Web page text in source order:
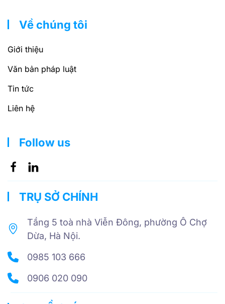
Về chúng tôi
Giới thiệu
Văn bản pháp luật
Tin tức
Liên hệ
Follow us
TRỤ SỞ CHÍNH
Tầng 5 toà nhà Viễn Đông, phường Ô Chợ
Dừa, Hà Nội.
0985 103 666
0906 020 090